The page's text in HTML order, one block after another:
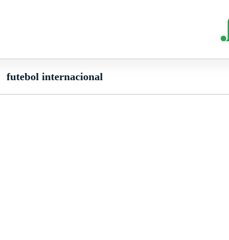
futebol internacional